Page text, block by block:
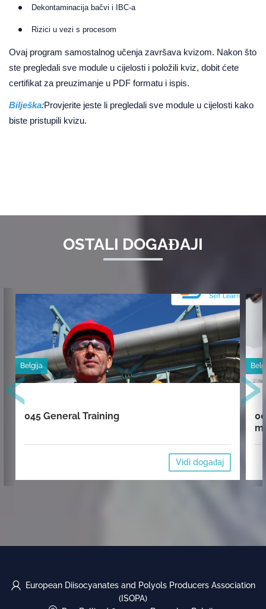
Dekontaminacija bačvi i IBC-a
Rizici u vezi s procesom
Ovaj program samostalnog učenja završava kvizom. Nakon što
ste pregledali sve module u cijelosti i položili kviz, dobit ćete
certifikat za preuzimanje u PDF formatu i ispis.
Bilješka:Provjerite jeste li pregledali sve module u cijelosti kako
biste pristupili kvizu.
OSTALI DOGAĐAJI
Belgija
045 General Training
Vidi događaj
‹ ›
European Diisocyanates and Polyols Producers Association
(ISOPA)